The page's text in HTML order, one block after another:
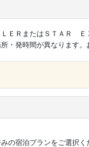
ＥＲまたはＳＴＡＲ Ｅ
・発時間が異なります
の宿泊プランをご選択く